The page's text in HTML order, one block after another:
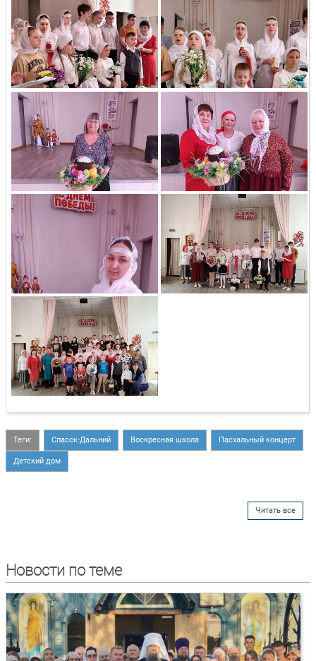
Теги: Спасск-Дальний Воскресная школа Пасхальный концерт
Детский дом
Читать все
Новости по теме